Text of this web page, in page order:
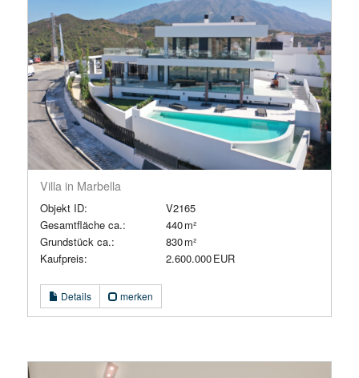
Villa in Marbella
Objekt ID:
V2165
Gesamtfläche ca.:
440 m²
Grund­stück ca.:
830 m²
Kaufpreis:
2.600.000 EUR
Details merken